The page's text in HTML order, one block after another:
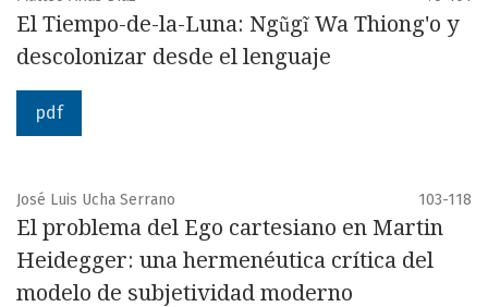
El Tiempo-de-la-Luna: Ngũgĩ Wa Thiong'o y
descolonizar desde el lenguaje
pdf
José Luis Ucha Serrano 103-118
El problema del Ego cartesiano en Martin
Heidegger: una hermenéutica crítica del
modelo de subjetividad moderno